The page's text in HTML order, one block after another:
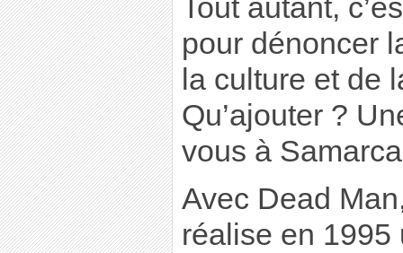
Tout autant,
pour dénoncer
la culture et de
Qu’ajouter ?
vous à
Avec Dead
réalise en 1995